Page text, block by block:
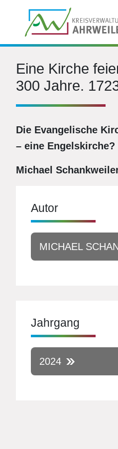
Eine Kirche
300 Jahre.
Die Evangelische
– eine Engelskirche?
Michael
Autor
MICHAEL
Jahrgang
2024